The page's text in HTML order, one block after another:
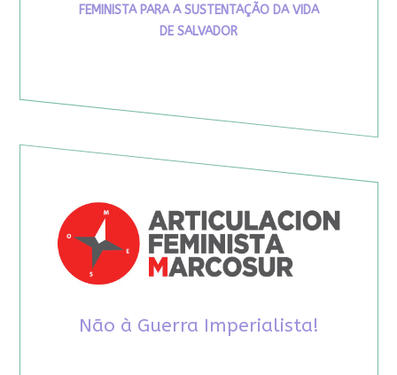
FEMINISTA PARA A SUSTENTAÇÃO DA VIDA
DE SALVADOR
Não à Guerra Imperialista!